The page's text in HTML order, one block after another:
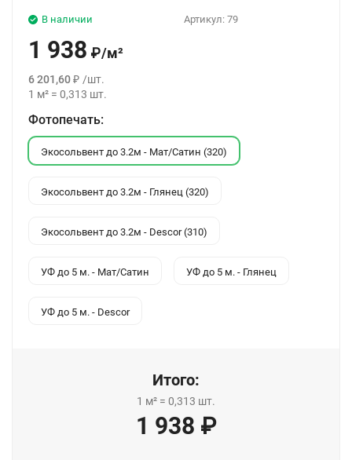
Артикул: 79
В наличии
1 938 ₽/м²
6 201,60₽ /шт.
1 м² = 0,313 шт.
Фотопечать:
Экосольвент до 3.2м - Мат/Сатин (320)
Экосольвент до 3.2м - Глянец (320)
Экосольвент до 3.2м - Descor (310)
УФ до 5 м. - Мат/Сатин УФ до 5 м. - Глянец
УФ до 5 м. - Descor
Итого:
1 м² = 0,313 шт.
1 938 ₽